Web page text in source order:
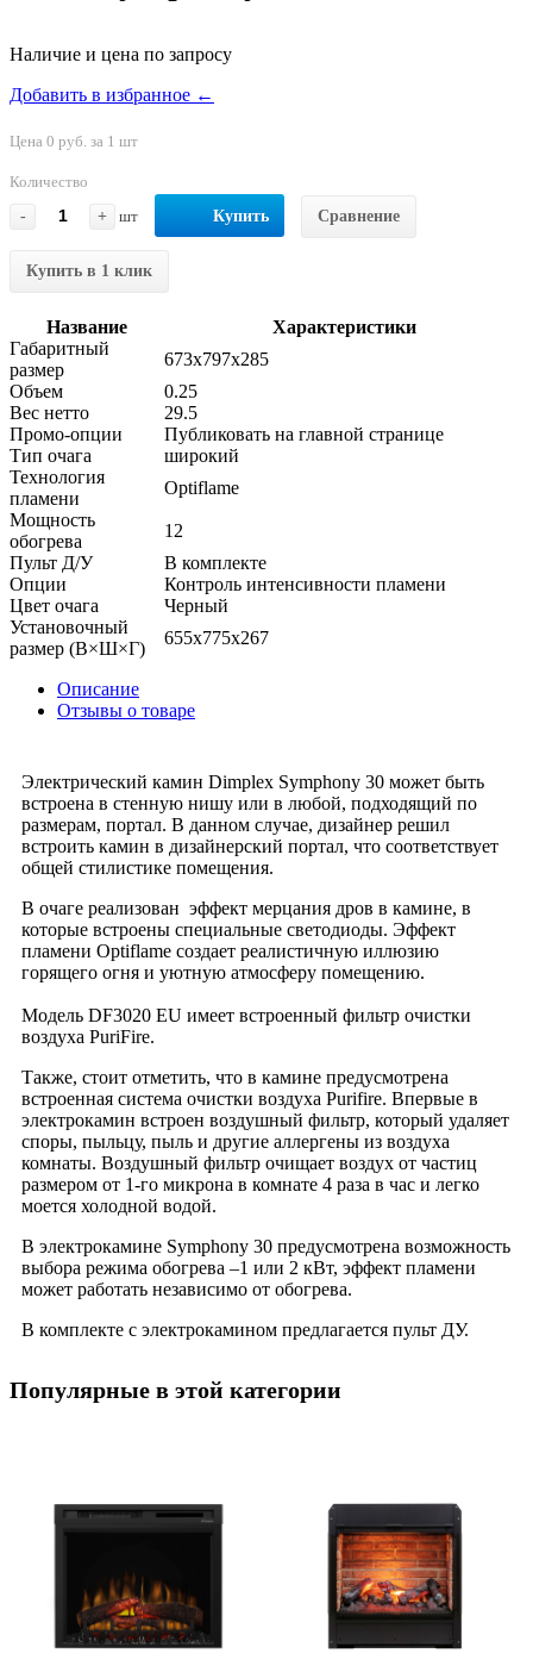
Наличие и цена по запросу
Добавить в избранное ←
Цена 0 руб. за 1 шт
Количество
-
+ шт Купить Сравнение
Купить в 1 клик
Название
Характеристики
Габаритный
размер
673x797x285
Объем
0.25
Вес нетто
29.5
Промо-опции
Публиковать на главной странице
Тип очага
широкий
Технология
пламени
Optiflame
Мощность
обогрева
12
Пульт Д/У
В комплекте
Опции
Контроль интенсивности пламени
Цвет очага
Черный
Установочный
размер (В×Ш×Г)
655х775х267
Описание
Отзывы о товаре
Электрический камин Dimplex Symphony 30 может быть
встроена в стенную нишу или в любой, подходящий по
размерам, портал. В данном случае, дизайнер решил
встроить камин в дизайнерский портал, что соответствует
общей стилистике помещения.
В очаге реализован эффект мерцания дров в камине, в
которые встроены специальные светодиоды. Эффект
пламени Optiflame создает реалистичную иллюзию
горящего огня и уютную атмосферу помещению.
Модель DF3020 EU имеет встроенный фильтр очистки
воздуха PuriFire.
Также, стоит отметить, что в камине предусмотрена
встроенная система очистки воздуха Purifire. Впервые в
электрокамин встроен воздушный фильтр, который удаляет
споры, пыльцу, пыль и другие аллергены из воздуха
комнаты. Воздушный фильтр очищает воздух от частиц
размером от 1-го микрона в комнате 4 раза в час и легко
моется холодной водой.
В электрокамине Symphony 30 предусмотрена возможность
выбора режима обогрева –1 или 2 кВт, эффект пламени
может работать независимо от обогрева.
В комплекте с электрокамином предлагается пульт ДУ.
Популярные в этой категории